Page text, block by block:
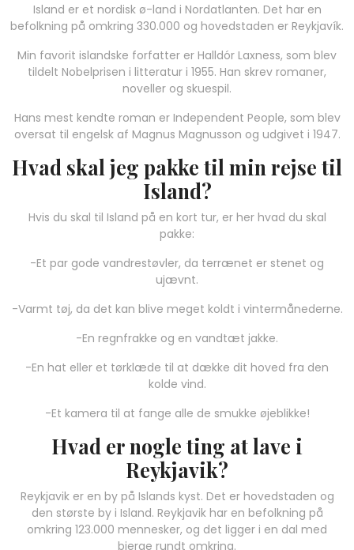
Island er et nordisk ø-land i Nordatlanten. Det har en
befolkning på omkring 330.000 og hovedstaden er Reykjavík.
Min favorit islandske forfatter er Halldór Laxness, som blev
tildelt Nobelprisen i litteratur i 1955. Han skrev romaner,
noveller og skuespil.
Hans mest kendte roman er Independent People, som blev
oversat til engelsk af Magnus Magnusson og udgivet i 1947.
Hvad skal jeg pakke til min rejse til
Island?
Hvis du skal til Island på en kort tur, er her hvad du skal
pakke:
-Et par gode vandrestøvler, da terrænet er stenet og
ujævnt.
-Varmt tøj, da det kan blive meget koldt i vintermånederne.
-En regnfrakke og en vandtæt jakke.
-En hat eller et tørklæde til at dække dit hoved fra den
kolde vind.
-Et kamera til at fange alle de smukke øjeblikke!
Hvad er nogle ting at lave i
Reykjavik?
Reykjavik er en by på Islands kyst. Det er hovedstaden og
den største by i Island. Reykjavik har en befolkning på
omkring 123.000 mennesker, og det ligger i en dal med
bjerge rundt omkring.